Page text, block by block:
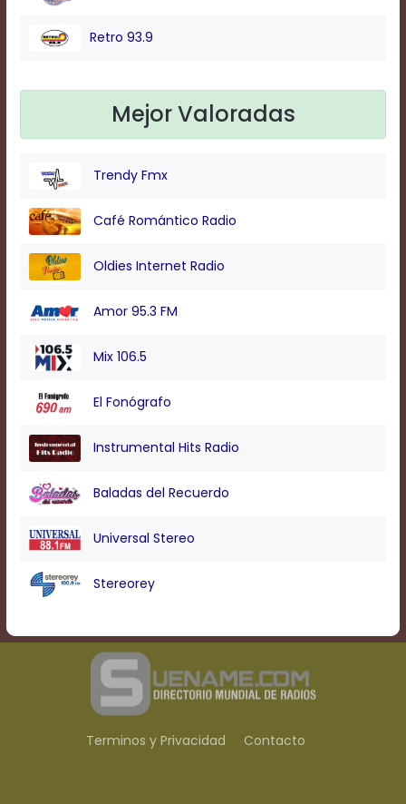
Retro 93.9
Mejor Valoradas
Trendy Fmx
Café Romántico Radio
Oldies Internet Radio
Amor 95.3 FM
Mix 106.5
El Fonógrafo
Instrumental Hits Radio
Baladas del Recuerdo
Universal Stereo
Stereorey
Terminos y Privacidad Contacto